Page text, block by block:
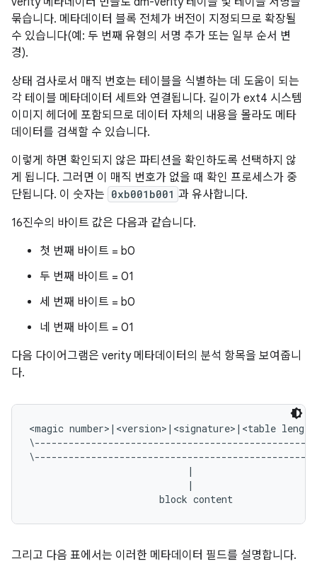
묶습니다. 메타데이터 블록 전체가 버전이 지정되므로 확장될
수 있습니다(예: 두 번째 유형의 서명 추가 또는 일부 순서 변
경).
상태 검사로서 매직 번호는 테이블을 식별하는 데 도움이 되는
각 테이블 메타데이터 세트와 연결됩니다. 길이가 ext4 시스템
이미지 헤더에 포함되므로 데이터 자체의 내용을 몰라도 메타
데이터를 검색할 수 있습니다.
이렇게 하면 확인되지 않은 파티션을 확인하도록 선택하지 않
게 됩니다. 그러면 이 매직 번호가 없을 때 확인 프로세스가 중
단됩니다. 이 숫자는 0xb001b001 과 유사합니다.
16진수의 바이트 값은 다음과 같습니다.
첫 번째 바이트 = b0
두 번째 바이트 = 01
세 번째 바이트 = b0
네 번째 바이트 = 01
다음 다이어그램은 verity 메타데이터의 분석 항목을 보여줍니
다.
<magic number>|<version>|<signature>|<table
|
|
그리고 다음 표에서는 이러한 메타데이터 필드를 설명합니다.